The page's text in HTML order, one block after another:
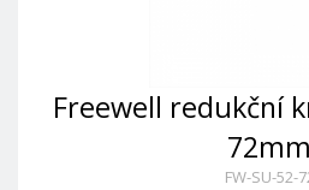
Freewell redukční
72mm
FW-SU-52-